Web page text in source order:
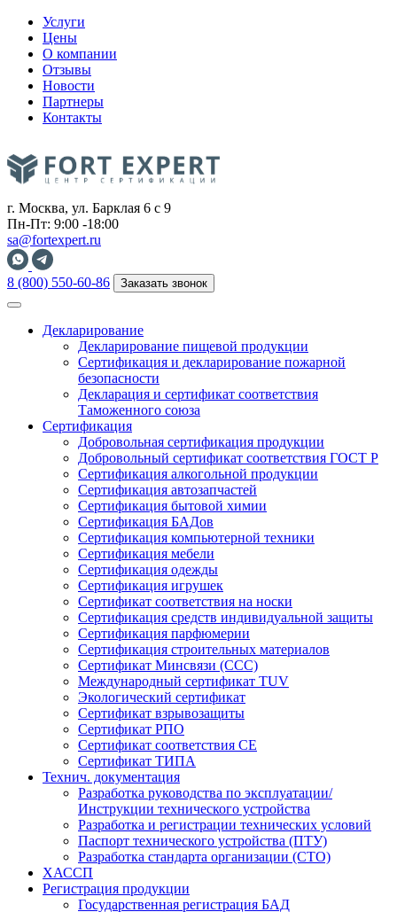
Услуги
Цены
О компании
Отзывы
Новости
Партнеры
Контакты
г. Москва, ул. Барклая 6 с 9
Пн-Пт: 9:00 -18:00
sa@fortexpert.ru
8 (800) 550-60-86 Заказать звонок
Декларирование
Декларирование пищевой продукции
Сертификация и декларирование пожарной
безопасности
Декларация и сертификат соответствия
Таможенного союза
Сертификация
Добровольная сертификация продукции
Добровольный сертификат соответствия ГОСТ Р
Сертификация алкогольной продукции
Сертификация автозапчастей
Сертификация бытовой химии
Сертификация БАДов
Сертификация компьютерной техники
Сертификация мебели
Сертификация одежды
Сертификация игрушек
Сертификат соответствия на носки
Сертификация средств индивидуальной защиты
Сертификация парфюмерии
Сертификация строительных материалов
Сертификат Минсвязи (ССС)
Международный сертификат TUV
Экологический сертификат
Сертификат взрывозащиты
Сертификат РПО
Сертификат соответствия CE
Сертификат ТИПА
Технич. документация
Разработка руководства по эксплуатации/
Инструкции технического устройства
Разработка и регистрации технических условий
Паспорт технического устройства (ПТУ)
Разработка стандарта организации (СТО)
ХАССП
Регистрация продукции
Государственная регистрация БАД